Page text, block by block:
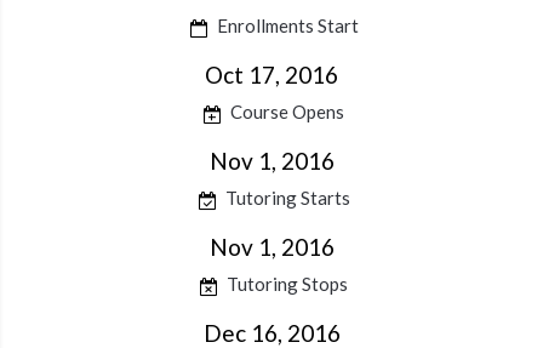
Enrollments Start
Oct 17, 2016
Course Opens
Nov 1, 2016
Tutoring Starts
Nov 1, 2016
Tutoring Stops
Dec 16, 2016